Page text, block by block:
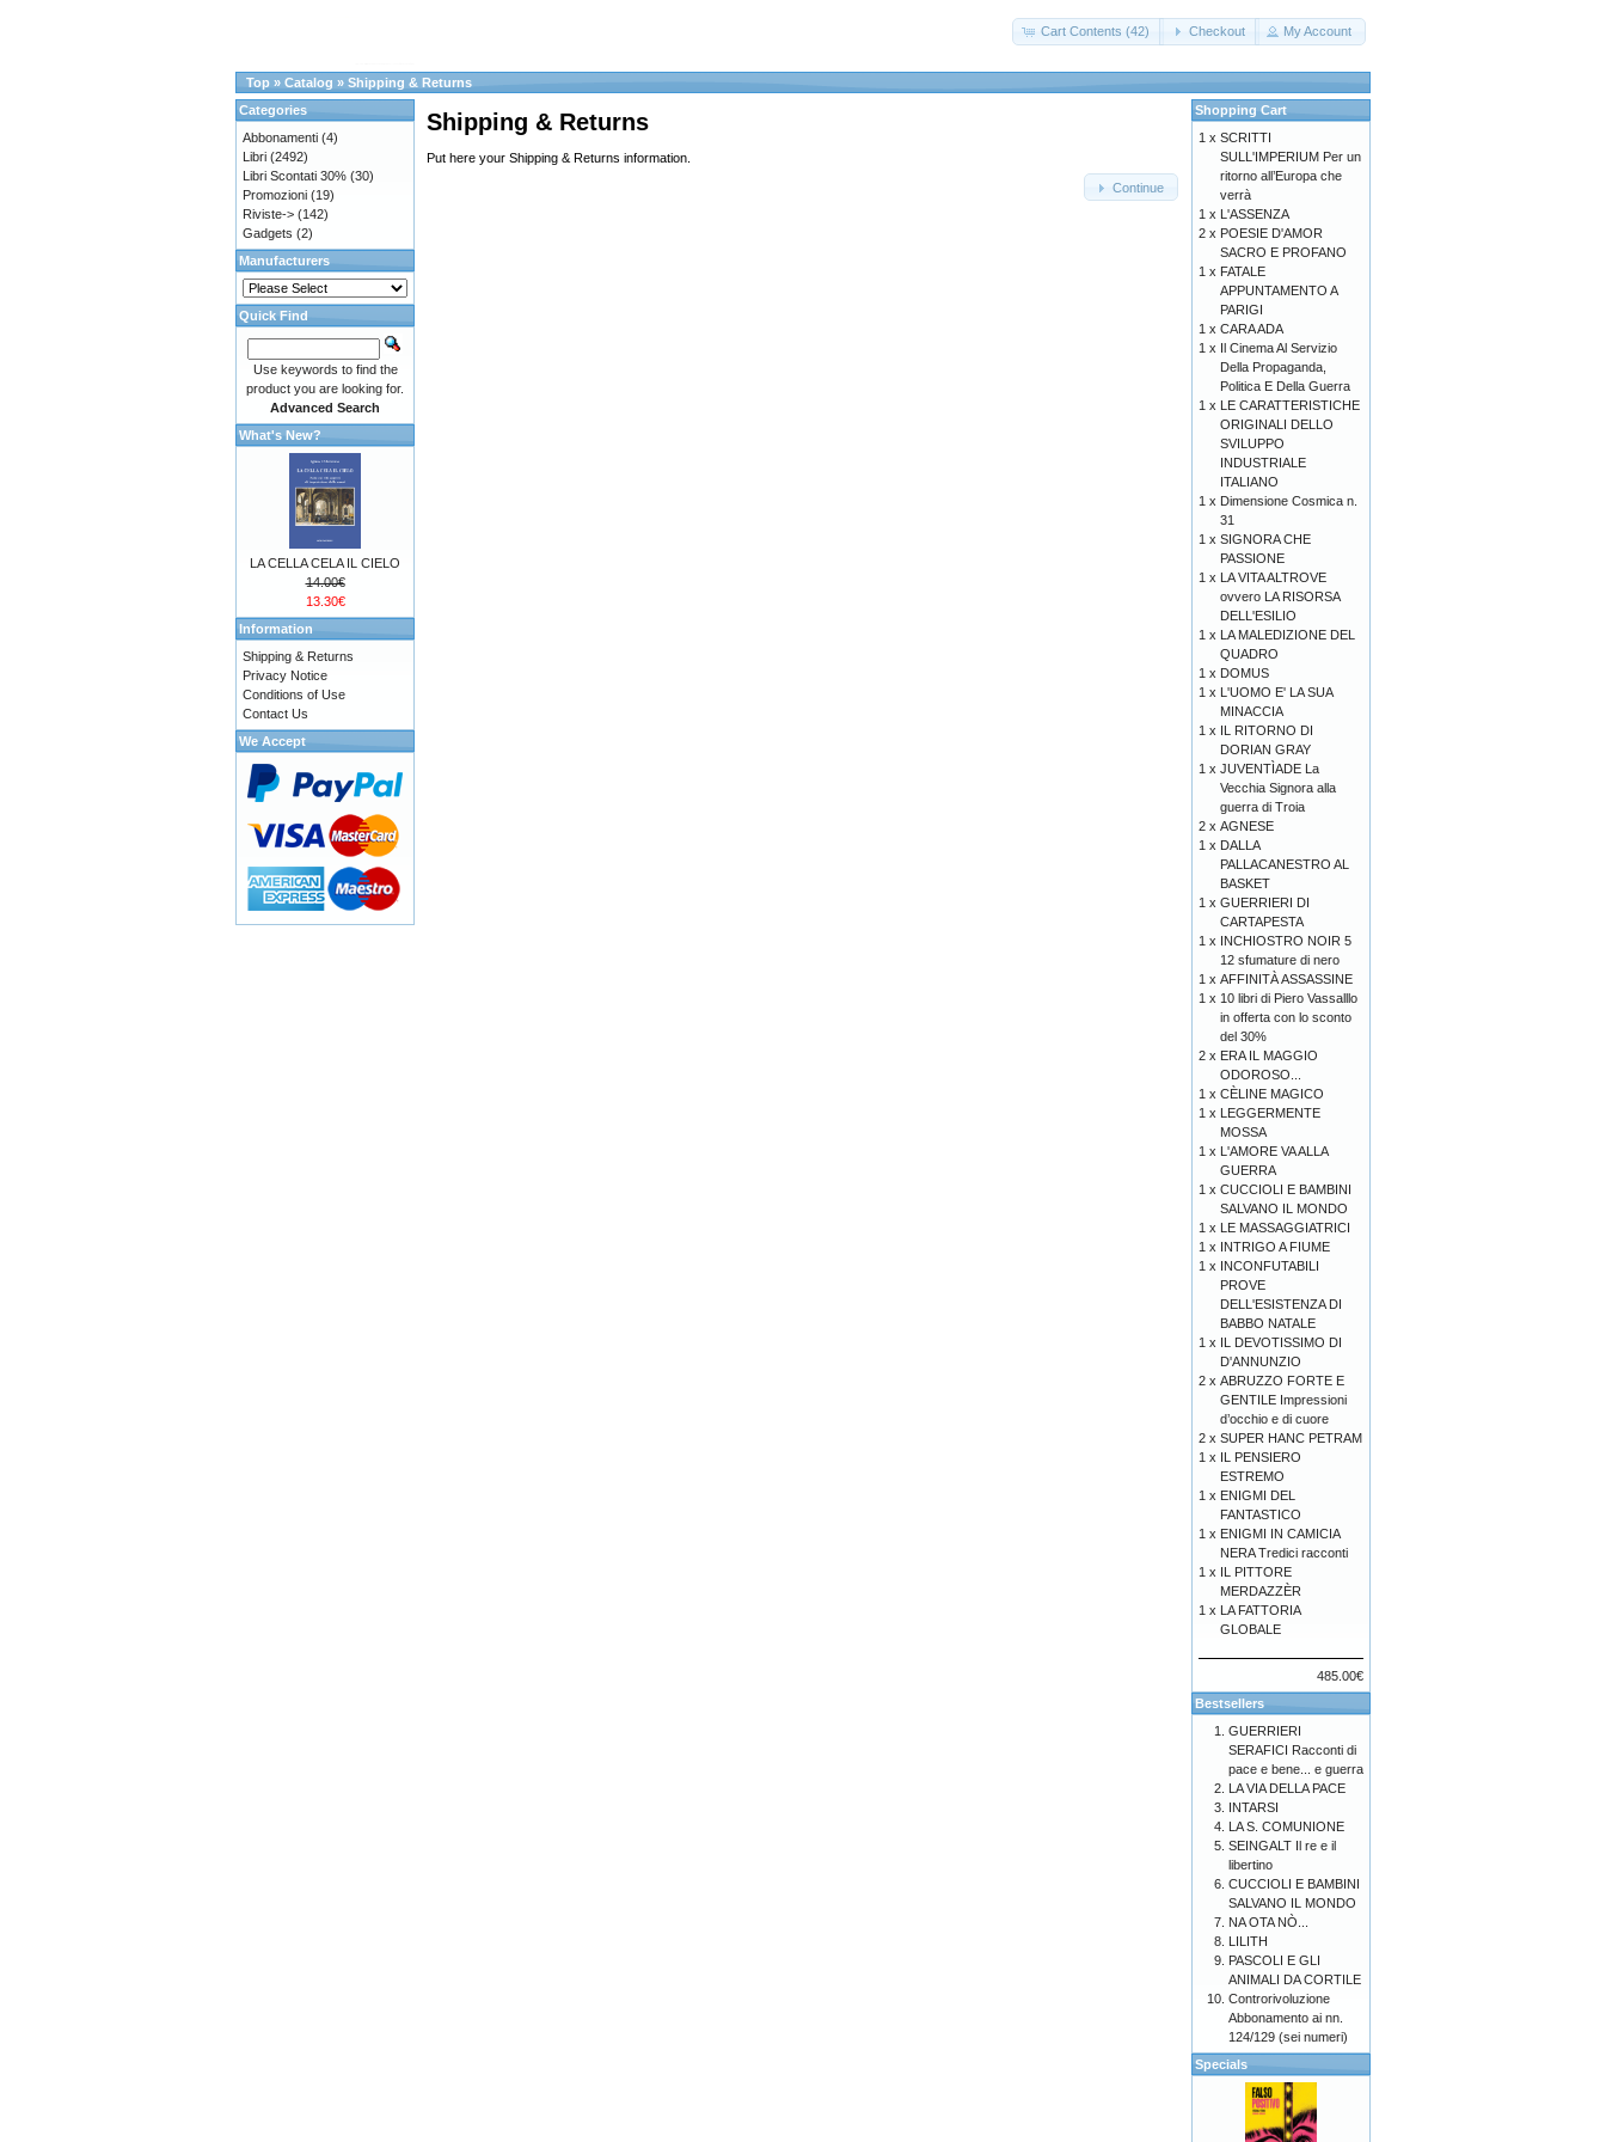
Cart Contents (42) Checkout My Account
Top » Catalog » Shipping & Returns
Shipping & Returns
Put here your Shipping & Returns information.
Continue
Categories
Abbonamenti (4)
Libri (2492)
Libri Scontati 30% (30)
Promozioni (19)
Riviste-> (142)
Gadgets (2)
Manufacturers
Quick Find
Use keywords to find the
product you are looking for.
Advanced Search
What's New?
LA CELLA CELA IL CIELO
14.00€
13.30€
Information
Shipping & Returns
Privacy Notice
Conditions of Use
Contact Us
We Accept
Shopping Cart
1 x SCRITTI
SULL'IMPERIUM Per un
ritorno all’Europa che
verrà
1 x L'ASSENZA
2 x POESIE D'AMOR
SACRO E PROFANO
1 x FATALE
APPUNTAMENTO A
PARIGI
1 x CARA ADA
1 x Il Cinema Al Servizio
Della Propaganda,
Politica E Della Guerra
1 x LE CARATTERISTICHE
ORIGINALI DELLO
SVILUPPO
INDUSTRIALE
ITALIANO
1 x Dimensione Cosmica n.
31
1 x SIGNORA CHE
PASSIONE
1 x LA VITA ALTROVE
ovvero LA RISORSA
DELL'ESILIO
1 x LA MALEDIZIONE DEL
QUADRO
1 x DOMUS
1 x L'UOMO E' LA SUA
MINACCIA
1 x IL RITORNO DI
DORIAN GRAY
1 x JUVENTÌADE La
Vecchia Signora alla
guerra di Troia
2 x AGNESE
1 x DALLA
PALLACANESTRO AL
BASKET
1 x GUERRIERI DI
CARTAPESTA
1 x INCHIOSTRO NOIR 5
12 sfumature di nero
1 x AFFINITÀ ASSASSINE
1 x 10 libri di Piero Vassalllo
in offerta con lo sconto
del 30%
2 x ERA IL MAGGIO
ODOROSO...
1 x CÈLINE MAGICO
1 x LEGGERMENTE
MOSSA
1 x L'AMORE VA ALLA
GUERRA
1 x CUCCIOLI E BAMBINI
SALVANO IL MONDO
1 x LE MASSAGGIATRICI
1 x INTRIGO A FIUME
1 x INCONFUTABILI
PROVE
DELL'ESISTENZA DI
BABBO NATALE
1 x IL DEVOTISSIMO DI
D'ANNUNZIO
2 x ABRUZZO FORTE E
GENTILE Impressioni
d’occhio e di cuore
2 x SUPER HANC PETRAM
1 x IL PENSIERO
ESTREMO
1 x ENIGMI DEL
FANTASTICO
1 x ENIGMI IN CAMICIA
NERA Tredici racconti
1 x IL PITTORE
MERDAZZÈR
1 x LA FATTORIA
GLOBALE
485.00€
Bestsellers
GUERRIERI
SERAFICI Racconti di
pace e bene... e guerra
LA VIA DELLA PACE
INTARSI
LA S. COMUNIONE
SEINGALT Il re e il
libertino
CUCCIOLI E BAMBINI
SALVANO IL MONDO
NA OTA NÒ...
LILITH
PASCOLI E GLI
ANIMALI DA CORTILE
Controrivoluzione
Abbonamento ai nn.
124/129 (sei numeri)
Specials